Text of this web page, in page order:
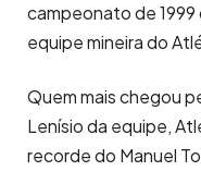
campeonato de
equipe mineira do
Quem mais chegou
Lenísio da equipe,
recorde do Manuel